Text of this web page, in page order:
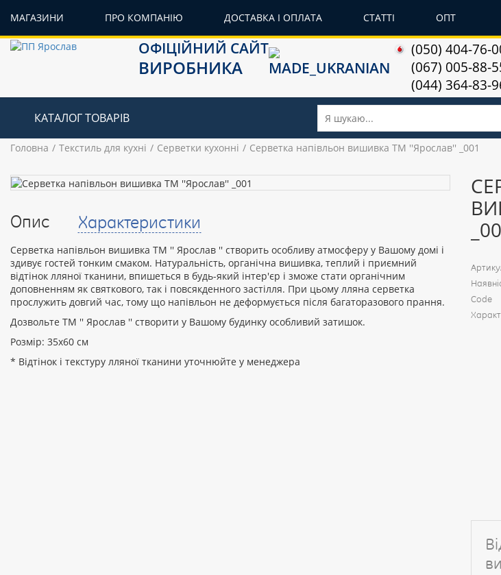
МАГАЗИНИ ПРО КОМПАНІЮ ДОСТАВКА І ОПЛАТА СТАТТІ ОПТ
ОФІЦІЙНИЙ САЙТ
ВИРОБНИКА
(050) 404-76-
(067) 005-88-
(044) 364-83-
КАТАЛОГ ТОВАРІВ
Головна Текстиль для кухні Серветки кухонні Серветка напівльон вишивка ТМ ''Ярослав'' _001
Опис Характеристики
Серветка напівльон вишивка ТМ '' Ярослав '' створить особливу атмосферу у Вашому домі і
здивує гостей тонким смаком. Натуральність, органічна вишивка, теплий і приємний
відтінок лляної тканини, впишеться в будь-який інтер'єр і зможе стати органічним
доповненням як святкового, так і повсякденного застілля. При цьому лляна серветка
прослужить довгий час, тому що напівльон не деформується після багаторазового прання.
Дозвольте ТМ '' Ярослав '' створити у Вашому будинку особливий затишок.
Розмір: 35х60 см
* Відтінок і текстуру лляної тканини уточнюйте у менеджера
Code